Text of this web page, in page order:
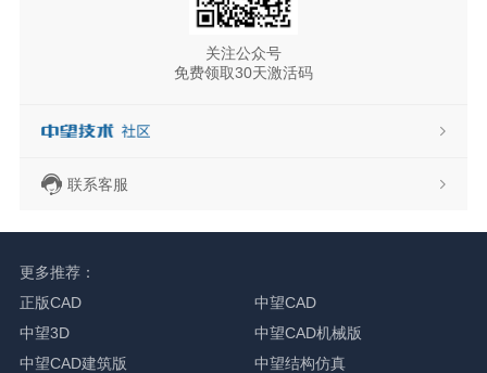
关注公众号
免费领取30天激活码
联系客服
更多推荐：
正版CAD
中望CAD
中望3D
中望CAD机械版
中望CAD建筑版
中望结构仿真